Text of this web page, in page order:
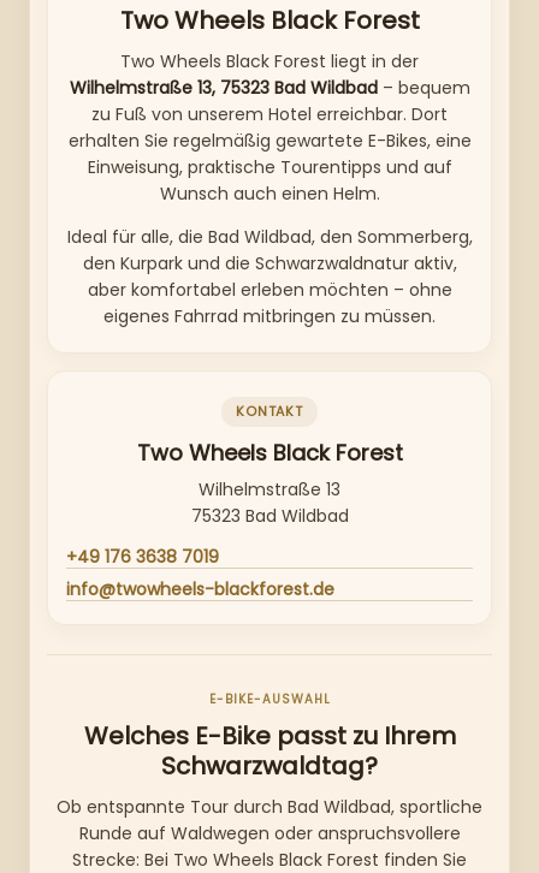
Two Wheels Black Forest
Two Wheels Black Forest liegt in der
Wilhelmstraße 13, 75323 Bad Wildbad– bequem
zu Fuß von unserem Hotel erreichbar. Dort
erhalten Sie regelmäßig gewartete E-Bikes, eine
Einweisung, praktische Tourentipps und auf
Wunsch auch einen Helm.
Ideal für alle, die Bad Wildbad, den Sommerberg,
den Kurpark und die Schwarzwaldnatur aktiv,
aber komfortabel erleben möchten – ohne
eigenes Fahrrad mitbringen zu müssen.
KONTAKT
Two Wheels Black Forest
Wilhelmstraße 13
75323 Bad Wildbad
+49 176 3638 7019
info@twowheels-blackforest.de
E-BIKE-AUSWAHL
Welches E-Bike passt zu Ihrem
Schwarzwaldtag?
Ob entspannte Tour durch Bad Wildbad, sportliche
Runde auf Waldwegen oder anspruchsvollere
Strecke: Bei Two Wheels Black Forest finden Sie